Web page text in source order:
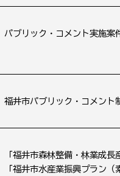
パブリック・コメント実施案
福井市パブリック・コメント
「福井市森林整備・林業成
「福井市水産業振興プラン